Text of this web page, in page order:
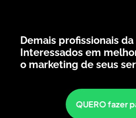
Demais profissionais da
Interessados em
o marketing de seus
QUERO fazer